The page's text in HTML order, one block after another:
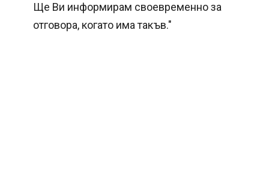
Ще Ви информирам своевременно за
отговора, когато има такъв."